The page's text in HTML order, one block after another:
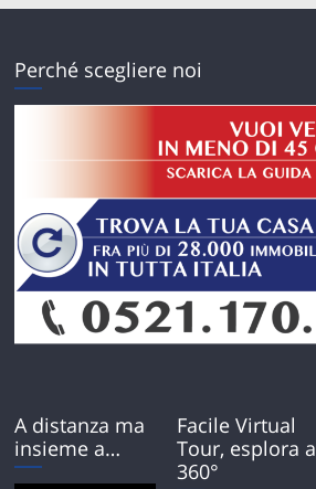
Perché scegliere noi
A distanza ma
insieme a…
Facile Virtual
Tour, esplora a
360°